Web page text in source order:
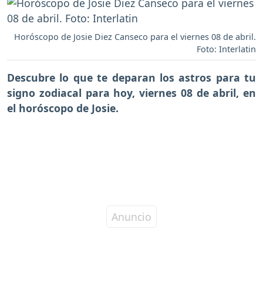
Horóscopo de Josie Diez Canseco para el viernes 08 de abril.
Foto: Interlatin
Descubre lo que te deparan los astros para tu
signo zodiacal para hoy, viernes 08 de abril, en
el horóscopo de Josie.